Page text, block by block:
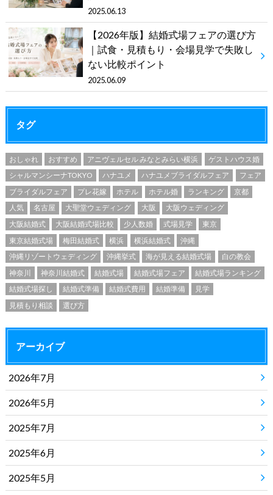
2025.06.13
【2026年版】結婚式場フェアの選び方
｜試食・見積もり・会場見学で失敗し
ない比較ポイント
2025.06.09
タグ
おしゃれ おすすめ アニヴェルセル みなとみらい横浜
ゲストハウス婚
シャルマンシーナTOKYO
ハナユメ ハナユメブライダルフェア
フェア
ブライダルフェア
プレ花嫁 ホテル ホテル婚 ランキング
京都
人気
名古屋 大聖堂ウェディング 大阪
大阪ウェディング
大阪結婚式
大阪結婚式場比較 少人数婚 式場見学
東京
東京結婚式場
梅田結婚式 横浜 横浜結婚式
沖縄
沖縄リゾートウェディング
沖縄挙式 海が見える結婚式場
白の教会
神奈川
神奈川結婚式 結婚式場 結婚式場フェア
結婚式場ランキング
結婚式場探し
結婚式準備 結婚式費用 結婚準備
見学
見積もり相談
選び方
アーカイブ
2026年7月
2026年5月
2025年7月
2025年6月
2025年5月